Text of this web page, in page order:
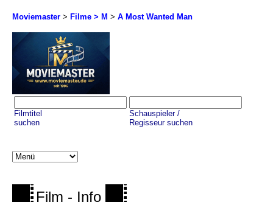
Moviemaster > Filme > M > A Most Wanted Man
Filmtitel
suchen
Schauspieler /
Regisseur suchen
Film - Info